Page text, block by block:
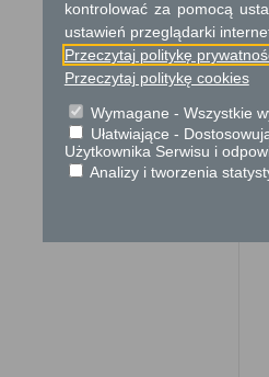
kontrolować za pomocą
ustawień przeglądarki
Przeczytaj politykę
Przeczytaj politykę cookies
Wymagane - Wszystkie
Ułatwiające -
Użytkownika Serwisu i
Analizy i tworzenia